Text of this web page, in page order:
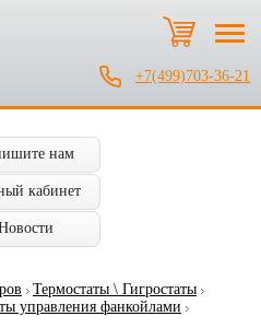
+7(499)703-36-21
нам
кабинет
Термостаты \ Гигростаты
управления фанкойлами